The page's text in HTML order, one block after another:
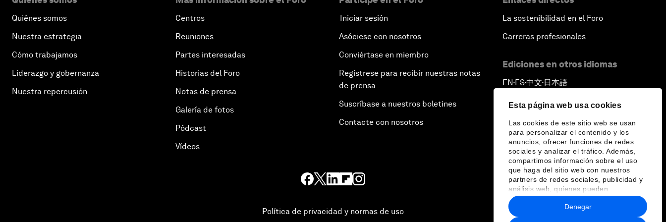
Esta página web usa cookies
Las cookies de este sitio web se usan
para personalizar el contenido y los
anuncios, ofrecer funciones de redes
sociales y analizar el tráfico. Además,
compartimos información sobre el uso
que haga del sitio web con nuestros
partners de redes sociales, publicidad y
análisis web, quienes pueden
combinarla con otra información que les
haya proporcionado o que hayan
recopilado a partir del uso que haya
Denegar
Quiénes somos
Nuestra estrategia
Cómo trabajamos
Liderazgo y gobernanza
Nuestra repercusión
Centros
Reuniones
Partes interesadas
Historias del Foro
Notas de prensa
Galería de fotos
Pódcast
Vídeos
Iniciar sesión
Asóciese con nosotros
Conviértase en miembro
Regístrese para recibir nuestras notas
de prensa
Suscríbase a nuestros boletines
Contacte con nosotros
La sostenibilidad en el Foro
Carreras profesionales
Ediciones en otros idiomas
EN ▪ ES▪中文▪ 日本語
Política de privacidad y normas de uso